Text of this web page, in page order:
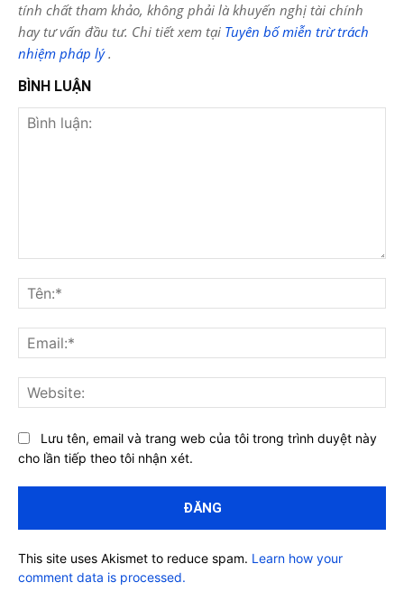
tính chất tham khảo, không phải là khuyến nghị tài chính
hay tư vấn đầu tư. Chi tiết xem tại Tuyên bố miễn trừ trách
nhiệm pháp lý.
BÌNH LUẬN
luận:
Lưu tên, email và trang web của tôi trong trình duyệt này
cho lần tiếp theo tôi nhận xét.
This site uses Akismet to reduce spam. Learn how your
comment data is processed.